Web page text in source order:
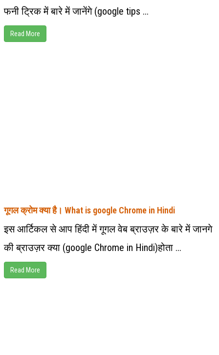
फनी ट्रिक में बारे में जानेंगे (google tips ...
Read More
गूगल क्रोम क्या है। What is google Chrome in Hindi
इस आर्टिकल से आप हिंदी में गूगल वेब ब्राउज़र के बारे में जानगे
की ब्राउज़र क्या (google Chrome in Hindi)होता ...
Read More